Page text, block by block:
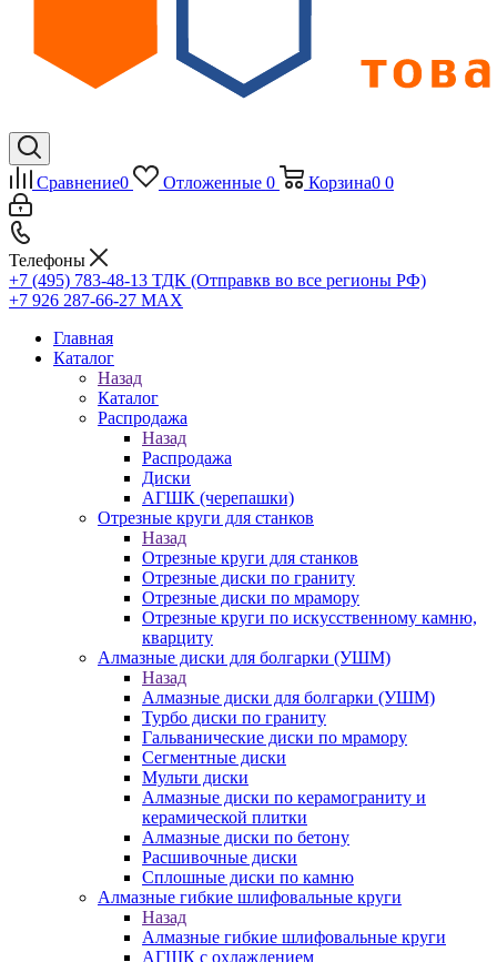
Сравнение0 Отложенные 0 Корзина0 0
Телефоны
+7 (495) 783-48-13 ТДК (Отправкв во все регионы РФ)
+7 926 287-66-27 МАХ
Главная
Каталог
Назад
Каталог
Распродажа
Назад
Распродажа
Диски
АГШК (черепашки)
Отрезные круги для станков
Назад
Отрезные круги для станков
Отрезные диски по граниту
Отрезные диски по мрамору
Отрезные круги по искусственному камню,
кварциту
Алмазные диски для болгарки (УШМ)
Назад
Алмазные диски для болгарки (УШМ)
Турбо диски по граниту
Гальванические диски по мрамору
Сегментные диски
Мульти диски
Алмазные диски по керамограниту и
керамической плитки
Алмазные диски по бетону
Расшивочные диски
Сплошные диски по камню
Алмазные гибкие шлифовальные круги
Назад
Алмазные гибкие шлифовальные круги
АГШК с охлаждением